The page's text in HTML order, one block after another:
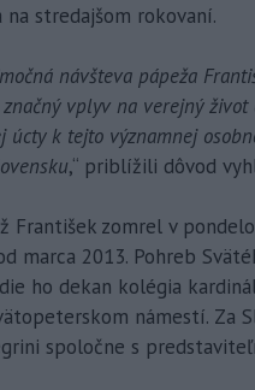
na stredajšom rokovaní.
návšteva pápeža
vplyv na verejný
úcty k tejto významnej
,“ priblížili dôvod
František zomrel v
marca 2013. Pohreb
ho dekan kolégia
námestí. Za
spoločne s